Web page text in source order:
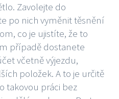
Zavolejte do
po nich vyměnit těsnění
co je ujistíte, že to
případě dostanete
včetně výjezdu,
položek. A to je určitě
takovou práci bez